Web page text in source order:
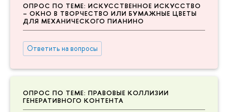
ОПРОС ПО ТЕМЕ: ИСКУССТВЕННОЕ ИСКУССТВО
– ОКНО В ТВОРЧЕСТВО ИЛИ БУМАЖНЫЕ ЦВЕТЫ
ДЛЯ МЕХАНИЧЕСКОГО ПИАНИНО
Ответить на вопросы
ОПРОС ПО ТЕМЕ: ПРАВОВЫЕ КОЛЛИЗИИ
ГЕНЕРАТИВНОГО КОНТЕНТА